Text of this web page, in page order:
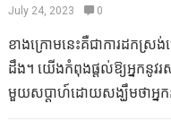
របស់ខ្ញុំខ្ញុំបានធ្វើឱ្យល្អបំផុតរប
បន្ទាប់មកផ្តល់ឱ្យពួកគេនូវគំនិ
មកវិញ។ ភាពស្រស់ស្អាតនៃការ
ពិតជាយល់ច្បាស់អំពីការជាសះ
ពិភពលោកដូច្នេះប្រសិនបើកូនរ
ហើយខ្ញុំនឹងប្រណាំង មានបំណង
នោះគ្រាន់តែជាខ្ញុំដែរឬទេ? មិនអី
ពិភពលោក (ភាគច្រើន) ។ ខ្ញុំចូល
លក្ខណៈគ្រួសារហើយខ្ញុំក៏ដឹងដែរថ
July 24, 2023 0
ខាងក្រោមនេះគឺជាការដកស្រ
ដឹង។ យើងកំពុងផ្តល់ឱ្យអ្នកនូវ
មួយសប្តាហ៍ដោយសង្ឃឹមថាអ្នក